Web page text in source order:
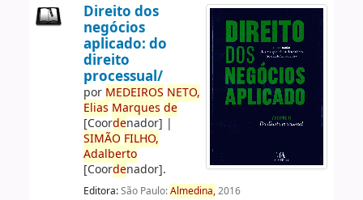
Direito dos
negócios
aplicado: do
direito
processual/
por MEDEIROS NETO,
Elias Marques de
[Coordenador] |
SIMÃO FILHO,
Adalberto
[Coordenador].
Editora:São Paulo:Almedina,2016